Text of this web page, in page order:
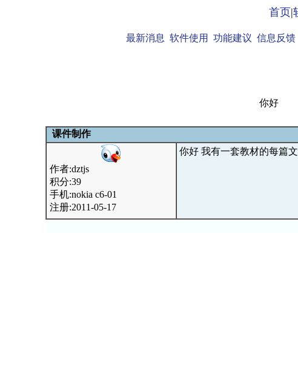
首页|
最新消息 软件使用 功能建议 信息反馈
你好
课件制作
作者:dztjs
积分:39
手机:nokia c6-01
注册:2011-05-17
你好 我有一套教材的每篇